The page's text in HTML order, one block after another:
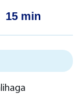
15 min